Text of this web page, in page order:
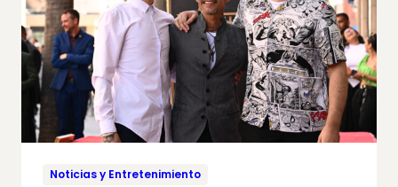
Noticias y Entretenimiento